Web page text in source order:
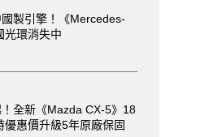
製引擎！《Mercedes-
光環消失中
全新《Mazda CX-5》18
優惠價升級5年原廠保固